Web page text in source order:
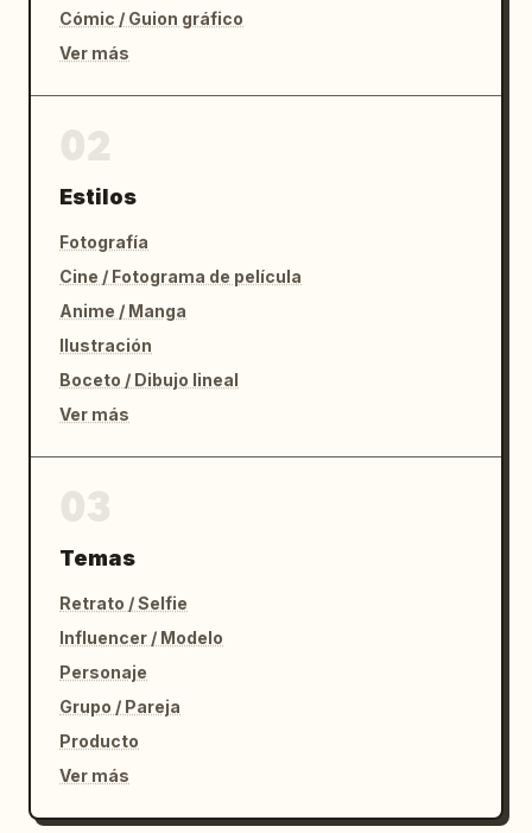
Cómic / Guion gráfico
Ver más
Estilos
Fotografía
Cine / Fotograma de película
Anime / Manga
Ilustración
Boceto / Dibujo lineal
Ver más
Temas
Retrato / Selfie
Influencer / Modelo
Personaje
Grupo / Pareja
Producto
Ver más